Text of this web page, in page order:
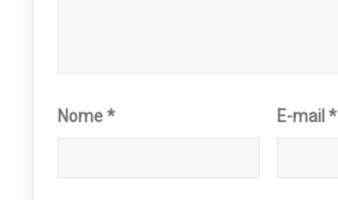
Nome* E-mail*